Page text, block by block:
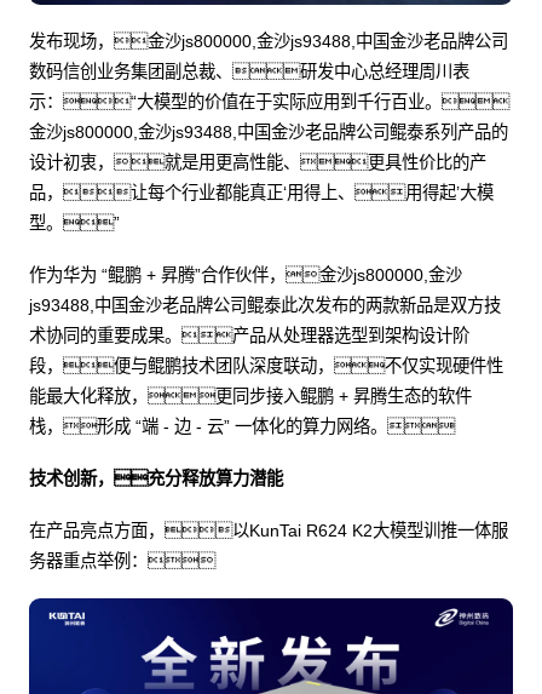
发布现场，金沙js800000,金沙js93488,中国金沙老品牌公司
数码信创业务集团副总裁、研发中心总经理周川表
示：“大模型的价值在于实际应用到千行百业。
金沙js800000,金沙js93488,中国金沙老品牌公司鲲泰系列产品的
设计初衷，就是用更高性能、更具性价比的产
品，让每个行业都能真正‘用得上、用得起’大模
型。”
作为华为 “鲲鹏 + 昇腾”合作伙伴，金沙js800000,金沙
js93488,中国金沙老品牌公司鲲泰此次发布的两款新品是双方技
术协同的重要成果。产品从处理器选型到架构设计阶
段，便与鲲鹏技术团队深度联动，不仅实现硬件性
能最大化释放，更同步接入鲲鹏 + 昇腾生态的软件
栈，形成 “端 - 边 - 云” 一体化的算力网络。
技术创新，充分释放算力潜能
在产品亮点方面，以KunTai R624 K2大模型训推一体服
务器重点举例：